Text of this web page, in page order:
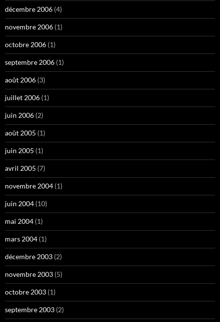
décembre 2006 (4)
novembre 2006 (1)
octobre 2006 (1)
septembre 2006 (1)
août 2006 (3)
juillet 2006 (1)
juin 2006 (2)
août 2005 (1)
juin 2005 (1)
avril 2005 (7)
novembre 2004 (1)
juin 2004 (10)
mai 2004 (1)
mars 2004 (1)
décembre 2003 (2)
novembre 2003 (5)
octobre 2003 (1)
septembre 2003 (2)